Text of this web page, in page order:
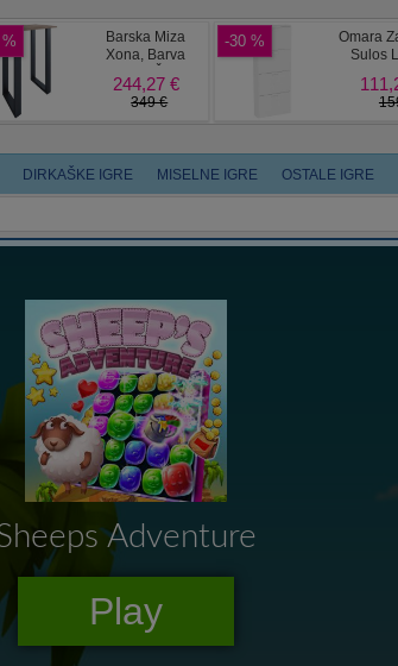
DIRKAŠKE IGRE MISELNE IGRE OSTALE IGRE